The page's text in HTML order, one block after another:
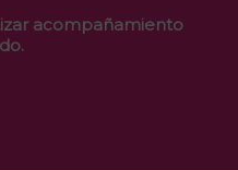
acompañamiento